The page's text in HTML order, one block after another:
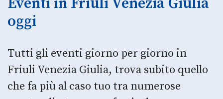
oggi
Tutti gli eventi giorno per giorno in
Friuli Venezia Giulia, trova subito quello
che fa più al caso tuo tra numerose